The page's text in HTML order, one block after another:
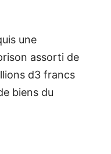
une
assorti de
d3 francs
biens du